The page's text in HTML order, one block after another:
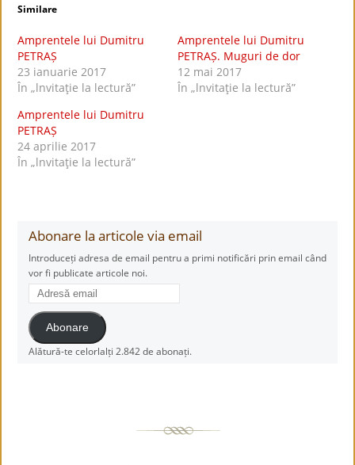
Similare
Amprentele lui Dumitru
PETRAȘ
23 ianuarie 2017
În „lnvitaţie la lectură”
Amprentele lui Dumitru
PETRAȘ. Muguri de dor
12 mai 2017
În „lnvitaţie la lectură”
Amprentele lui Dumitru
PETRAȘ
24 aprilie 2017
În „lnvitaţie la lectură”
Abonare la articole via email
Introduceți adresa de email pentru a primi notificări prin email când
vor fi publicate articole noi.
Adresă
email
Abonare
Alătură-te celorlalți 2.842 de abonați.